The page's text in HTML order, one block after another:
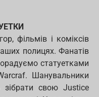
фільмів і коміксів
полицях. Фанатів
статуетками
Шанувальники
зібрати свою Justice